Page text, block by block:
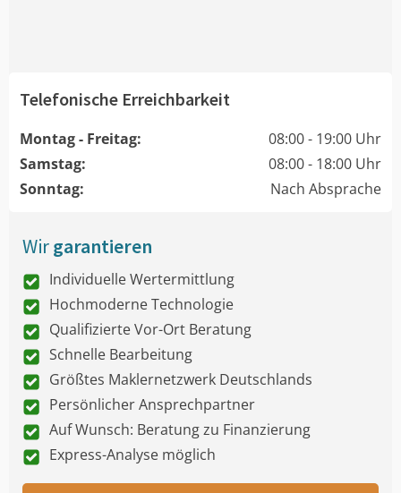
Telefonische Erreichbarkeit
Montag - Freitag:
08:00 - 19:00 Uhr
Samstag:
08:00 - 18:00 Uhr
Sonntag:
Nach Absprache
Wirgarantieren
Individuelle Wertermittlung
Hochmoderne Technologie
Qualifizierte Vor-Ort Beratung
Schnelle Bearbeitung
Größtes Maklernetzwerk Deutschlands
Persönlicher Ansprechpartner
Auf Wunsch: Beratung zu Finanzierung
Express-Analyse möglich